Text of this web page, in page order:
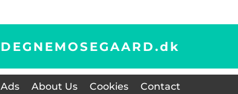
DEGNEMOSEGAARD.dk
Ads About Us Cookies Contact